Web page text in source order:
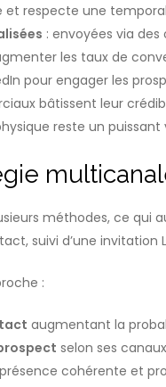
respecte une
: envoyées via
les taux de
pour engager les
bâtissent leur
reste un
méthodes, ce qui
suivi d’une invitation
:
augmentant la
selon ses
cohérente et